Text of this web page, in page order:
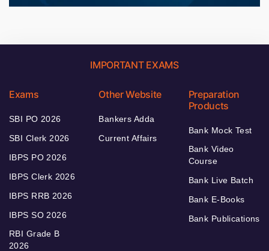
IMPORTANT EXAMS
Exams
SBI PO 2026
SBI Clerk 2026
IBPS PO 2026
IBPS Clerk 2026
IBPS RRB 2026
IBPS SO 2026
RBI Grade B
2026
Other Website
Bankers Adda
Current Affairs
Preparation
Products
Bank Mock Test
Bank Video
Course
Bank Live Batch
Bank E-Books
Bank Publications